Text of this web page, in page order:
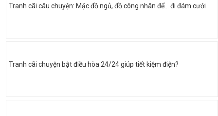
Tranh cãi câu chuyện: Mặc đồ ngủ, đồ công nhân để... đi đám cưới
Tranh cãi chuyện bật điều hòa 24/24 giúp tiết kiệm điện?